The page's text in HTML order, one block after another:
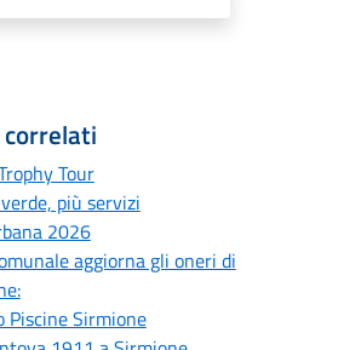
Tour
più servizi
2026
aggiorna gli oneri di
Piscine Sirmione